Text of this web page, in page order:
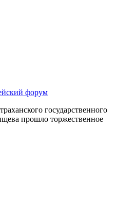
форум
государственного
прошло торжественное